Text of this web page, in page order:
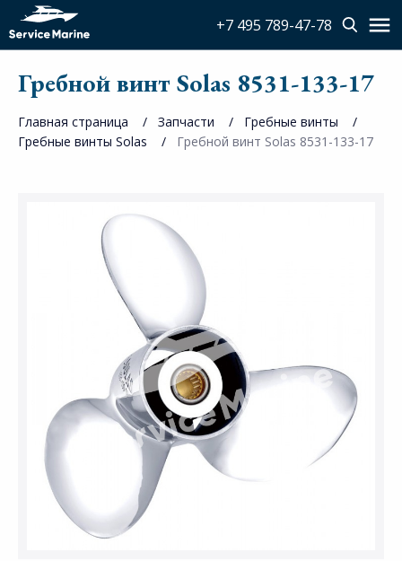
+7 495 789-47-78
Гребной винт Solas 8531-133-17
Главная страница Запчасти
Гребные винты
Гребные винты Solas
Гребной винт Solas 8531-133-17